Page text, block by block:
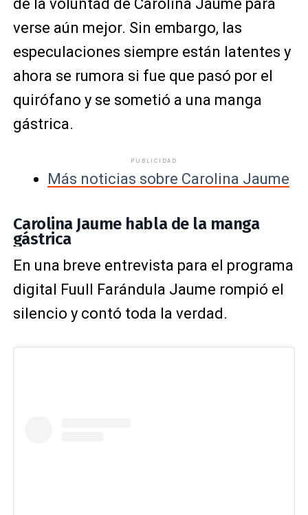
de la voluntad de Carolina Jaume para
verse aún mejor. Sin embargo, las
especulaciones siempre están latentes y
ahora se rumora si fue que pasó por el
quirófano y se sometió a una manga
gástrica.
PUBLICIDAD
Más noticias sobre Carolina Jaume
Carolina Jaume habla de la manga
gástrica
En una breve entrevista para el programa
digital Fuull Farándula Jaume rompió el
silencio y contó toda la verdad.